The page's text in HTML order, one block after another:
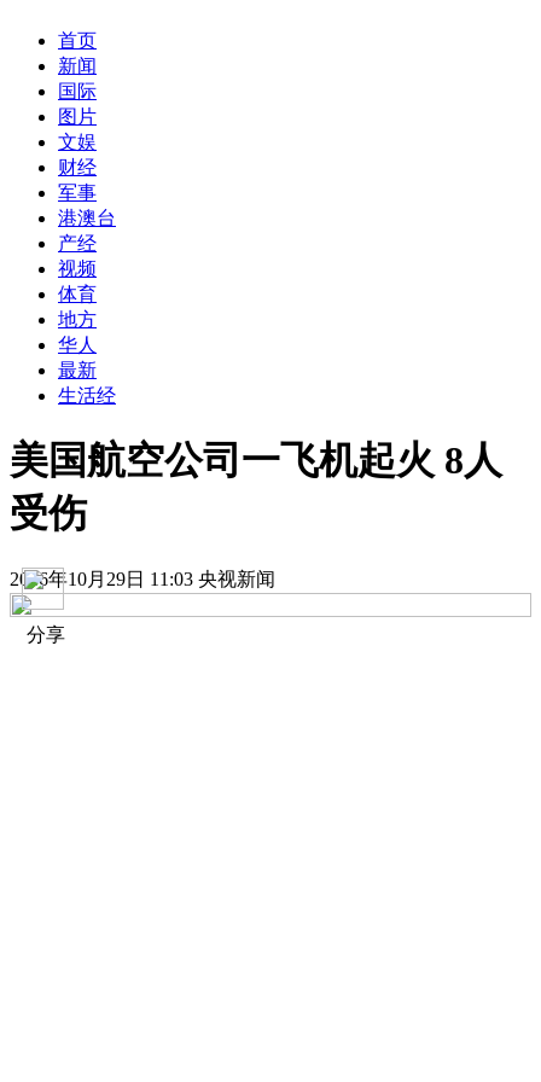
首页
新闻
国际
图片
文娱
财经
军事
港澳台
产经
视频
体育
地方
华人
最新
生活经
美国航空公司一飞机起火 8人
受伤
2016年10月29日 11:03 央视新闻
分享